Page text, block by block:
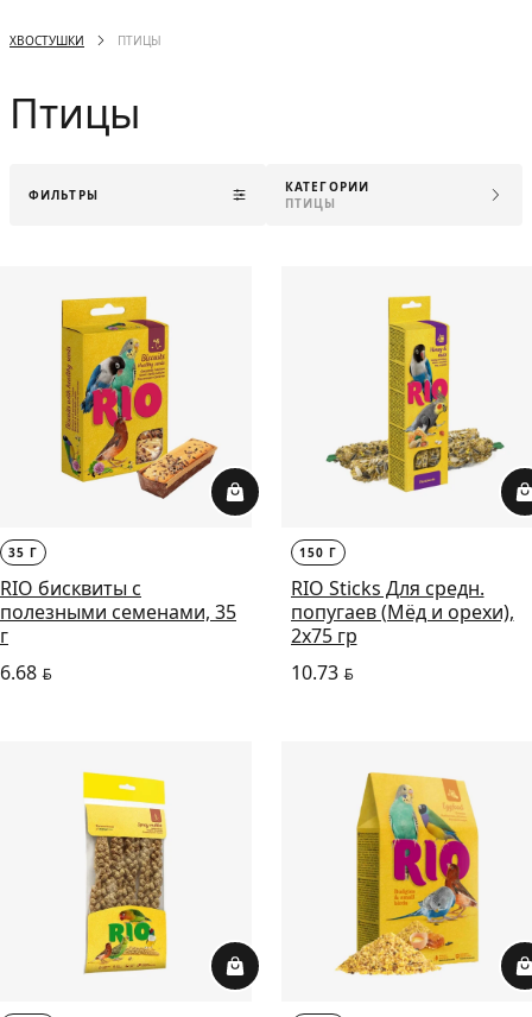
ХВОСТУШКИ ПТИЦЫ
Птицы
ФИЛЬТРЫ
КАТЕГОРИИ
ПТИЦЫ
35 Г
RIO бисквиты с
полезными семенами, 35
г
6.68 BYN
150 Г
RIO Sticks Для средн.
попугаев (Мёд и орехи),
2х75 гр
10.73BYN